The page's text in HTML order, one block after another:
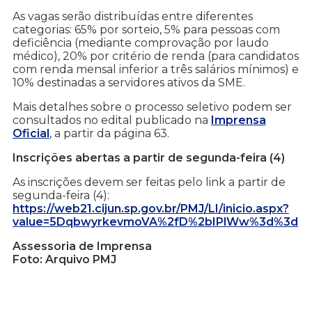
As vagas serão distribuídas entre diferentes
categorias: 65% por sorteio, 5% para pessoas com
deficiência (mediante comprovação por laudo
médico), 20% por critério de renda (para candidatos
com renda mensal inferior a três salários mínimos) e
10% destinadas a servidores ativos da SME.
Mais detalhes sobre o processo seletivo podem ser
consultados no edital publicado na Imprensa
Oficial , a partir da página 63.
Inscrições abertas a partir de segunda-feira (4)
As inscrições devem ser feitas pelo link a partir de
segunda-feira (4):
https://web21.cijun.sp.gov.br/PMJ/LI/inicio.aspx?
value=5DqbwyrkevmoVA%2fD%2bIPlWw%3d%3d
Assessoria de Imprensa
Foto: Arquivo PMJ